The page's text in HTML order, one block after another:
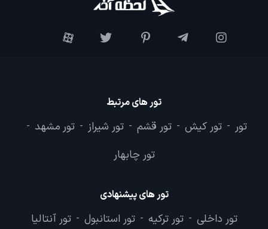
تور های مرتبط
تور - تور کیش - تور قشم - تور شیراز - تور مشهد -
تور چابهار
تور های پیشنهادی
تور داخلی - تور ترکیه - تور استانبول - تور آنتالیا